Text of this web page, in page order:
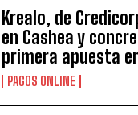
Krealo, de
en Cashea y
primera apuesta
PAGOS ONLINE